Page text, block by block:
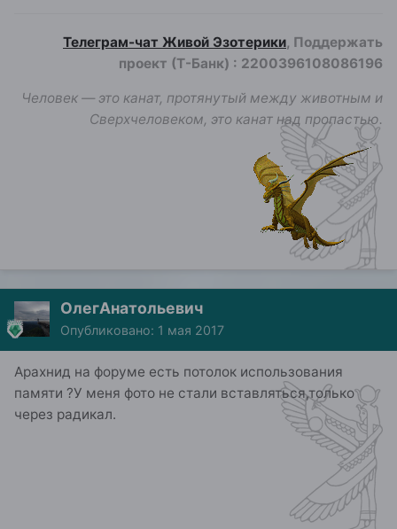
Телеграм-чат Живой Эзотерики, Поддержать
проект (Т-Банк) : 2200396108086196
Человек — это канат, протянутый между животным и
Сверхчеловеком, это канат над пропастью.
ОлегАнатольевич
Опубликовано: 1 мая 2017
Арахнид на форуме есть потолок использования
памяти ?У меня фото не стали вставляться,только
через радикал.